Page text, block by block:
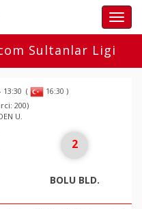
Sultanlar Ligi
13:30 ( 16:30 )
200)
U.
2
BOLU BLD.